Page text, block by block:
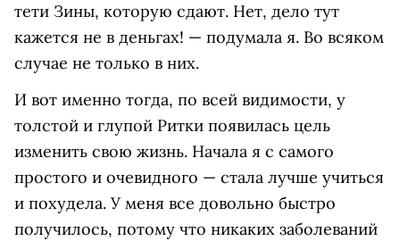
тети Зины, которую сдают. Нет, дело тут
кажется не в деньгах! — подумала я. Во всяком
случае не только в них.
И вот именно тогда, по всей видимости, у
толстой и глупой Ритки появилась цель
изменить свою жизнь. Начала я с самого
простого и очевидного — стала лучше учиться
и похудела. У меня все довольно быстро
получилось, потому что никаких заболеваний